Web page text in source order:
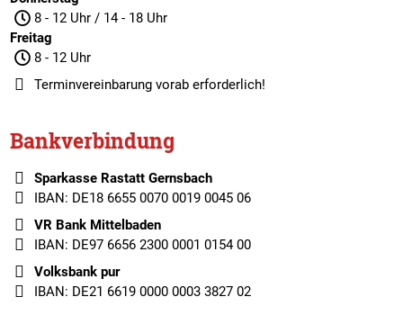
8 - 12 Uhr / 14 - 18 Uhr
Freitag
8 - 12 Uhr
Terminvereinbarungvorab erforderlich!
Bankverbindung
Sparkasse Rastatt Gernsbach
IBAN: DE18 6655 0070 0019 0045 06
VR Bank Mittelbaden
IBAN: DE97 6656 2300 0001 0154 00
Volksbank pur
IBAN: DE21 6619 0000 0003 3827 02